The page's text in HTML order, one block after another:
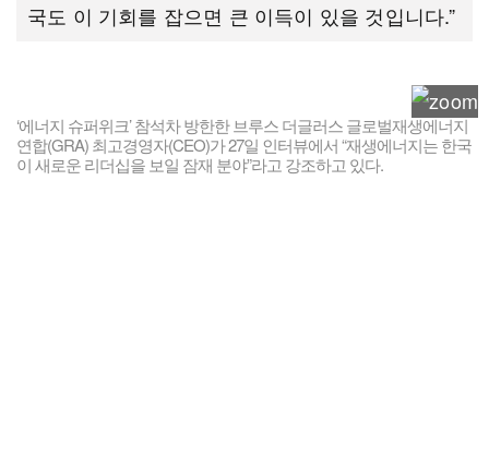
국도 이 기회를 잡으면 큰 이득이 있을 것입니다.”
‘에너지 슈퍼위크’ 참석차 방한한 브루스 더글러스 글로벌재생에너지
연합(GRA) 최고경영자(CEO)가 27일 인터뷰에서 “재생에너지는 한국
이 새로운 리더십을 보일 잠재 분야”라고 강조하고 있다.